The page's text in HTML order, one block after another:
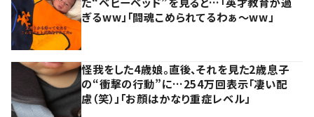
ぎるww」「闘魂こめられてるわぁ～ww」
怪我をした4歳娘。直後、それを見た2歳息子
の“衝撃の行動”に…254万回表示「凄い配
慮（笑）」「お顔はかなり重症レベル」